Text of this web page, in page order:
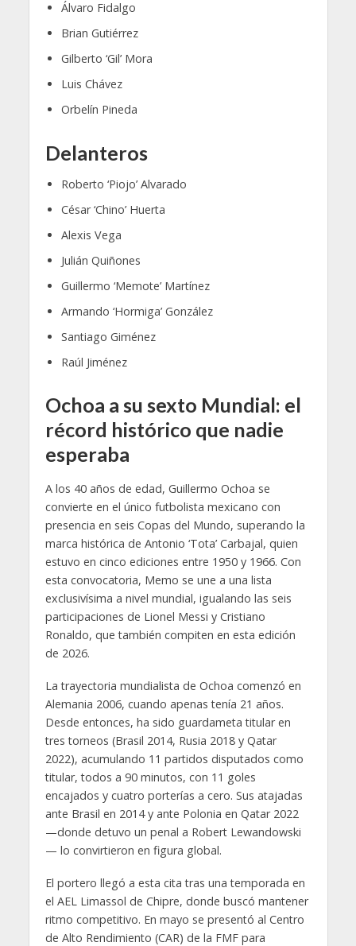
Álvaro Fidalgo
Brian Gutiérrez
Gilberto ‘Gil’ Mora
Luis Chávez
Orbelín Pineda
Delanteros
Roberto ‘Piojo’ Alvarado
César ‘Chino’ Huerta
Alexis Vega
Julián Quiñones
Guillermo ‘Memote’ Martínez
Armando ‘Hormiga’ González
Santiago Giménez
Raúl Jiménez
Ochoa a su sexto Mundial: el
récord histórico que nadie
esperaba
A los 40 años de edad, Guillermo Ochoa se
convierte en el único futbolista mexicano con
presencia en seis Copas del Mundo, superando la
marca histórica de Antonio ‘Tota’ Carbajal, quien
estuvo en cinco ediciones entre 1950 y 1966. Con
esta convocatoria, Memo se une a una lista
exclusivísima a nivel mundial, igualando las seis
participaciones de Lionel Messi y Cristiano
Ronaldo, que también compiten en esta edición
de 2026.
La trayectoria mundialista de Ochoa comenzó en
Alemania 2006, cuando apenas tenía 21 años.
Desde entonces, ha sido guardameta titular en
tres torneos (Brasil 2014, Rusia 2018 y Qatar
2022), acumulando 11 partidos disputados como
titular, todos a 90 minutos, con 11 goles
encajados y cuatro porterías a cero. Sus atajadas
ante Brasil en 2014 y ante Polonia en Qatar 2022
—donde detuvo un penal a Robert Lewandowski
— lo convirtieron en figura global.
El portero llegó a esta cita tras una temporada en
el AEL Limassol de Chipre, donde buscó mantener
ritmo competitivo. En mayo se presentó al Centro
de Alto Rendimiento (CAR) de la FMF para